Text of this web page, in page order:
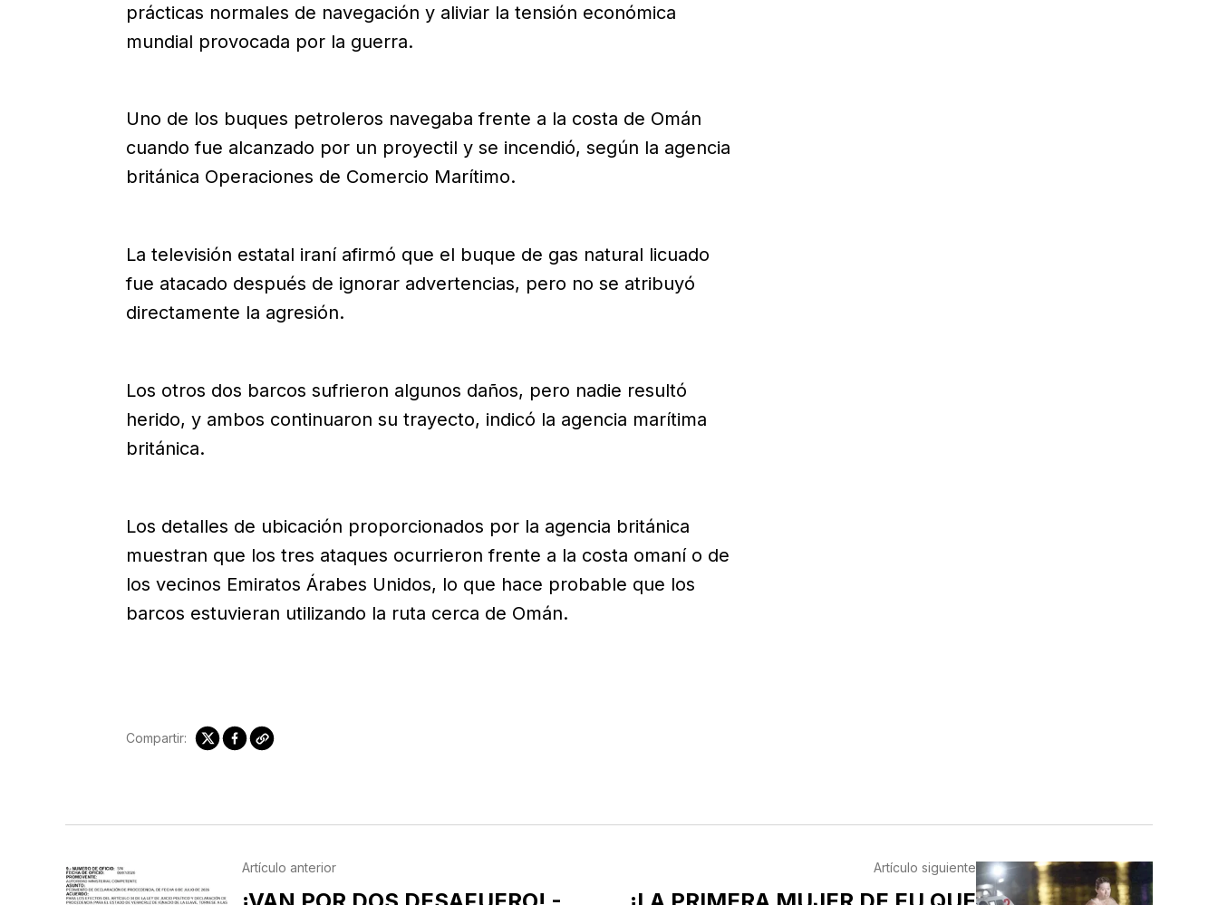
prácticas normales de navegación y aliviar la tensión económica
mundial provocada por la guerra.
Uno de los buques petroleros navegaba frente a la costa de Omán
cuando fue alcanzado por un proyectil y se incendió, según la agencia
británica Operaciones de Comercio Marítimo.
La televisión estatal iraní afirmó que el buque de gas natural licuado
fue atacado después de ignorar advertencias, pero no se atribuyó
directamente la agresión.
Los otros dos barcos sufrieron algunos daños, pero nadie resultó
herido, y ambos continuaron su trayecto, indicó la agencia marítima
británica.
Los detalles de ubicación proporcionados por la agencia británica
muestran que los tres ataques ocurrieron frente a la costa omaní o de
los vecinos Emiratos Árabes Unidos, lo que hace probable que los
barcos estuvieran utilizando la ruta cerca de Omán.
Compartir:
Artículo anterior Artículo siguiente